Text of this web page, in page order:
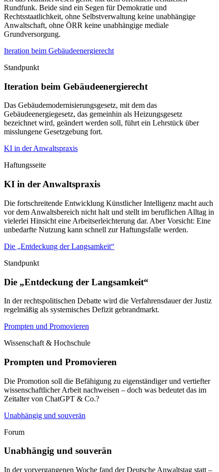
Rundfunk. Beide sind ein Segen für Demokratie und
Rechtsstaatlichkeit, ohne Selbstverwaltung keine unabhängige
Anwaltschaft, ohne ÖRR keine unabhängige mediale
Grundversorgung.
Iteration beim Gebäudeenergierecht
Standpunkt
Iteration beim Gebäudeenergierecht
Das Gebäudemodernisierungsgesetz, mit dem das
Gebäudeenergiegesetz, das gemeinhin als Heizungsgesetz
bezeichnet wird, geändert werden soll, führt ein Lehrstück über
misslungene Gesetzgebung fort.
KI in der Anwaltspraxis
Haftungsseite
KI in der Anwaltspraxis
Die fortschreitende Entwicklung Künstlicher Intelligenz macht auch
vor dem Anwaltsbereich nicht halt und stellt im beruflichen Alltag in
vielerlei Hinsicht eine Arbeitserleichterung dar. Aber Vorsicht: Eine
unbedarfte Nutzung kann schnell zur Haftungsfalle werden.
Die „Entdeckung der Langsamkeit“
Standpunkt
Die „Entdeckung der Langsamkeit“
In der rechtspolitischen Debatte wird die Verfahrensdauer der Justiz
regelmäßig als systemisches Defizit gebrandmarkt.
Prompten und Promovieren
Wissenschaft & Hochschule
Prompten und Promovieren
Die Promotion soll die Befähigung zu eigenständiger und vertiefter
wissenschaftlicher Arbeit nachweisen – doch was bedeutet das im
Zeitalter von ChatGPT & Co.?
Unabhängig und souverän
Forum
Unabhängig und souverän
In der vorvergangenen Woche fand der Deutsche Anwaltstag statt –